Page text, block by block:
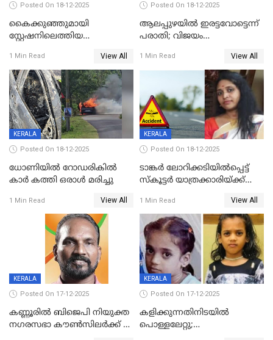
Posted On 18-12-2025
കൈക്കുഞ്ഞുമായി
സ്റ്റേഷനിലെത്തിയ
കരണത്തടിച്ചു; CC ടിവി
ദൃശ്യങ്ങൾ പുറത്ത്
1 Min Read View All
Posted On 18-12-2025
ആലപ്പുഴയിൽ ഇരട്ടവോട്ടെന്ന്
പരാതി; വിജയം
വാർഡിലെ എൽഡിഎഫ്
സ്ഥാനാർത്ഥി
1 Min Read View All
KERALA
Posted On 18-12-2025
ധോണിയിൽ റോഡരികിൽ
കാർ കത്തി ഒരാൾ മരിച്ചു
1 Min Read View All
KERALA
Posted On 18-12-2025
ടാങ്കർ ലോറിക്കടിയിൽപ്പെട്ട്
സ്കൂട്ടർ യാത്രക്കാരിയ്ക്ക്
കണ്ടോത്ത് ദേശീയ പാതയിൽ
1 Min Read View All
KERALA
Posted On 17-12-2025
കണ്ണൂരിൽ ബിജെപി നിയുക്ത
നഗരസഭാ കൗൺസിലർക്ക് 36
KERALA
Posted On 17-12-2025
കളിക്കുന്നതിനിടയിൽ
പൊള്ളലേറ്റു;